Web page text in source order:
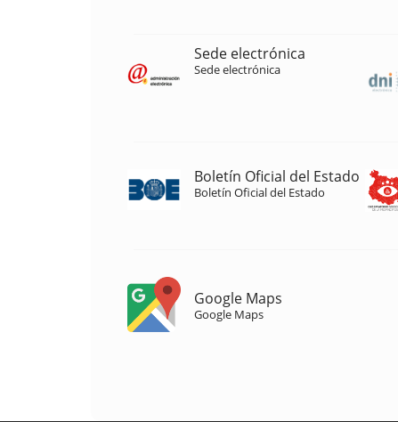
Sede electrónica
Sede electrónica
Boletín Oficial del Estado
Boletín Oficial del Estado
Google Maps
Google Maps